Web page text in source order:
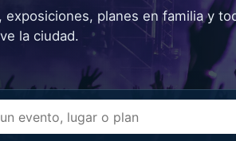
exposiciones, planes en familia y
la ciudad.